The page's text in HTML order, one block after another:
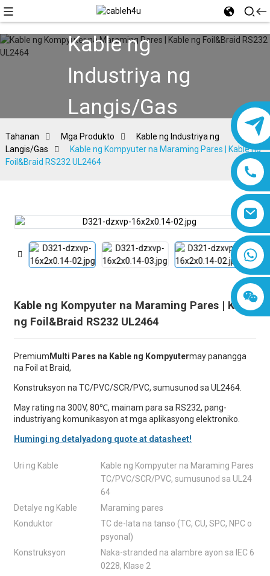
8618019377761
Kable ng
Industriya ng
Langis/Gas
Tahanan Mga Produkto
Kable ng Industriya ng
Langis/Gas
Kable ng Kompyuter na Maraming Pares | Kable ng
Foil&Braid RS232 UL2464
Kable ng Kompyuter na Maraming Pares | Kable
ng Foil&Braid RS232 UL2464
Premium Multi Pares na Kable ng Kompyutermay panangga
na Foil at Braid,
Konstruksyon na TC/PVC/SCR/PVC, sumusunod sa UL2464.
May rating na 300V, 80℃, mainam para sa RS232, pang-
industriyang komunikasyon at mga aplikasyong elektroniko.
Humingi ng detalyadong quote at datasheet!
Uri ng Kable
Kable ng Kompyuter na Maraming Pares
TC/PVC/SCR/PVC, sumusunod sa UL24
64
Detalye ng Kable
Maraming pares
Konduktor
TC de-lata na tanso (TC, CU, SPC, NPC o
psyonal)
Konstruksyon
Naka-stranded na alambre ayon sa IEC 6
0228, Klase 2